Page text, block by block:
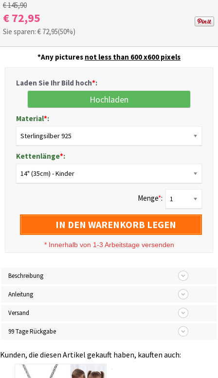
€ 145,90
€ 72,95
Sie sparen: € 72,95(50%)
*Any pictures not less than 600 x600 pixels
Laden Sie Ihr Bild hoch*:
Hochladen
Material*:
Sterlingsilber 925
Kettenlänge*:
14" (35cm) - Kinder
Menge*: 1
IN DEN WARENKORB LEGEN
* Innerhalb von 1-3 Arbeitstage versenden
Beschreibung
Anleitung
Versand
99 Tage Rückgabe
Kunden, die diesen Artikel gekauft haben, kauften auch: